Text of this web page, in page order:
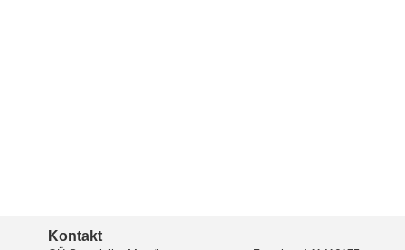
Kontakt